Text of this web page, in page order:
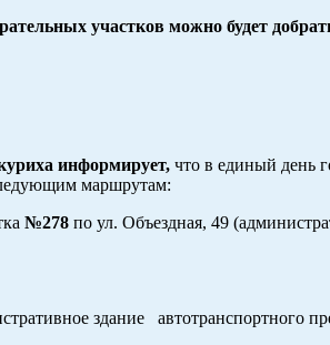
участков можно будет
информирует, что в единый день
маршрутам:
№278 по ул. Объездная, 49
здание автотранспортного